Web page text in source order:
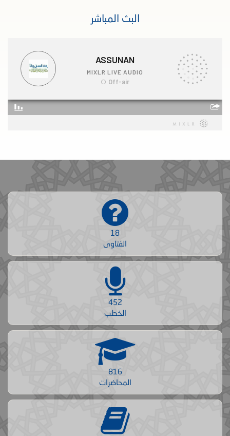
البث المباشر
18
الفتاوى
452
الخطب
816
المحاضرات